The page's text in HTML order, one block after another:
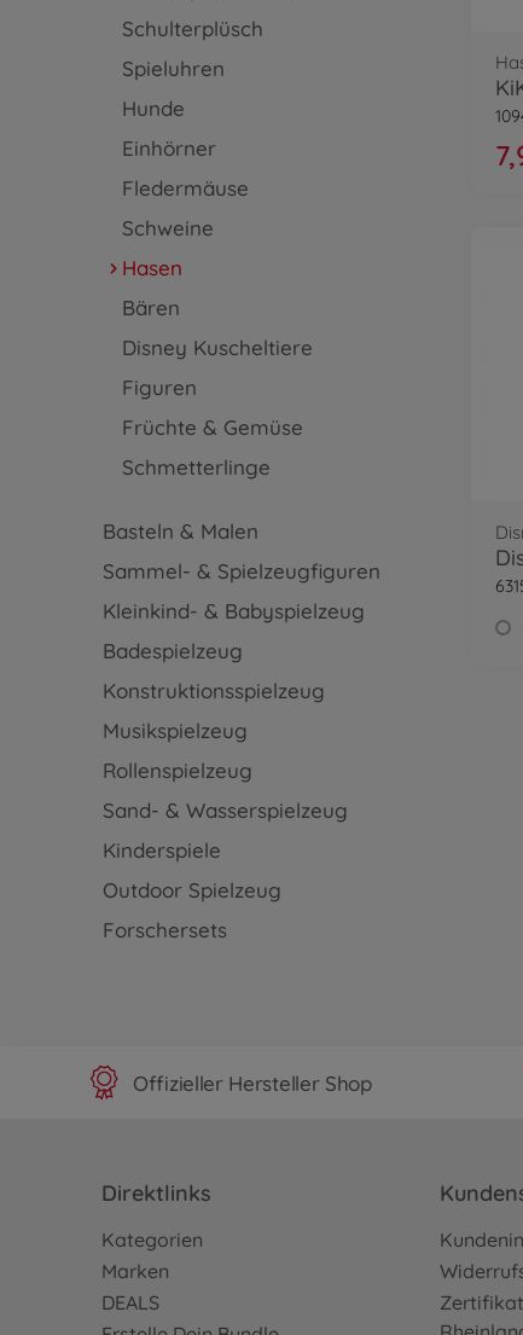
Schulterplüsch
Spieluhren
Hunde
Einhörner
Fledermäuse
Schweine
Hasen
Bären
Disney Kuscheltiere
Figuren
Früchte & Gemüse
Schmetterlinge
Basteln & Malen
Sammel- & Spielzeugfiguren
Kleinkind- & Babyspielzeug
Badespielzeug
Konstruktionsspielzeug
Musikspielzeug
Rollenspielzeug
Sand- & Wasserspielzeug
Kinderspiele
Outdoor Spielzeug
Forschersets
Offizieller Hersteller Shop
Direktlinks
Kategorien
Marken
DEALS